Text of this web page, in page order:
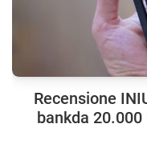
Recensione
bankda